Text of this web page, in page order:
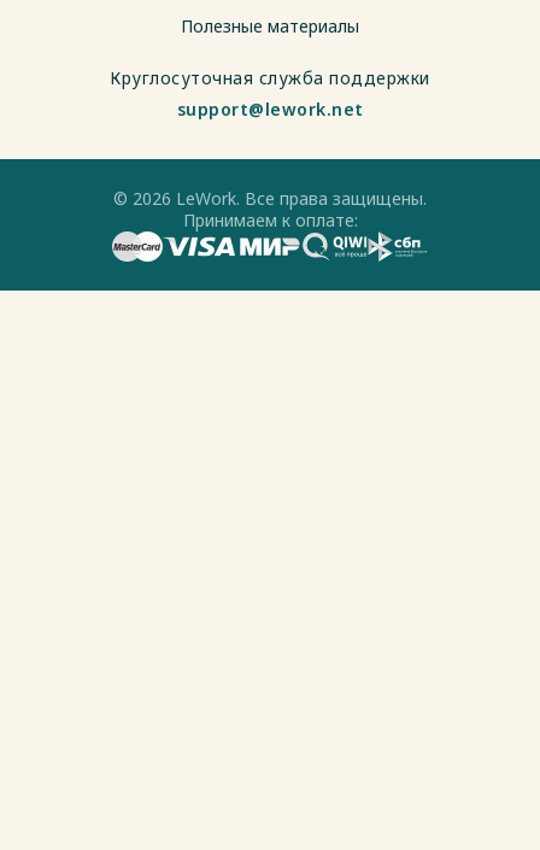
Полезные материалы
Круглосуточная служба поддержки
support@lework.net
© 2026 LeWork. Все права защищены.
Принимаем к оплате: